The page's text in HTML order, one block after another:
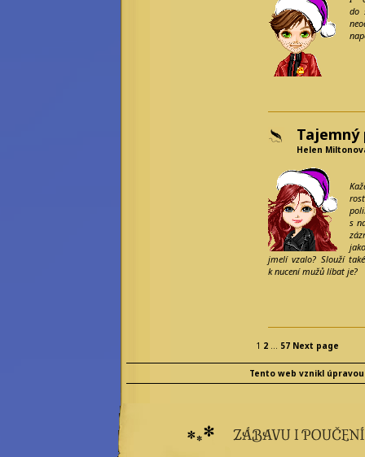
do
Helen
s
jmelí vzalo? Slouží
k nucení mužů líbat je?
1 2 … 57 Next page
Tento web vznikl